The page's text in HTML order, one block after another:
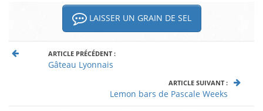
LAISSER UN GRAIN DE SEL
ARTICLE PRÉCÉDENT :
Gâteau Lyonnais
ARTICLE SUIVANT :
Lemon bars de Pascale Weeks